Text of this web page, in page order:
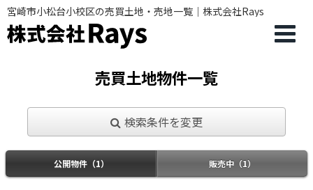
宮崎市小松台小校区の売買土地・売地一覧｜株式会社Rays
売買土地物件一覧
検索条件を変更
公開物件（1） 販売中（1）